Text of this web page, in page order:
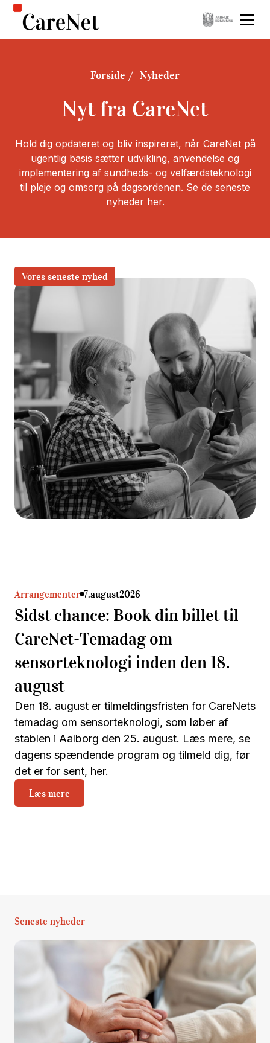
Forside Nyheder
Nyt fra CareNet
Hold dig opdateret og bliv inspireret, når CareNet på
ugentlig basis sætter udvikling, anvendelse og
implementering af sundheds- og velfærdsteknologi
til pleje og omsorg på dagsordenen. Se de seneste
nyheder her.
Vores seneste nyhed
Arrangementer 7.august2026
Sidst chance: Book din billet til
CareNet-Temadag om
sensorteknologi inden den 18.
august
Den 18. august er tilmeldingsfristen for CareNets
temadag om sensorteknologi, som løber af
stablen i Aalborg den 25. august. Læs mere, se
dagens spændende program og tilmeld dig, før
det er for sent, her.
Læs mere
Seneste nyheder